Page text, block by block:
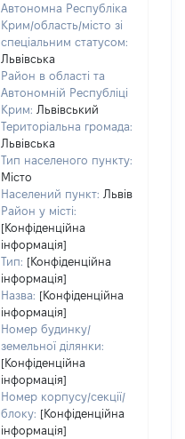
Автономна Республіка
Крим/область/місто зі
спеціальним статусом:
Львівська
Район в області та
Автономній Республіці
Крим: Львівський
Територіальна громада:
Львівська
Тип населеного пункту:
Місто
Населений пункт: Львів
Район у місті:
[Конфіденційна
інформація]
Тип: [Конфіденційна
інформація]
Назва: [Конфіденційна
інформація]
Номер будинку/
земельної ділянки:
[Конфіденційна
інформація]
Номер корпусу/секції/
блоку: [Конфіденційна
інформація]